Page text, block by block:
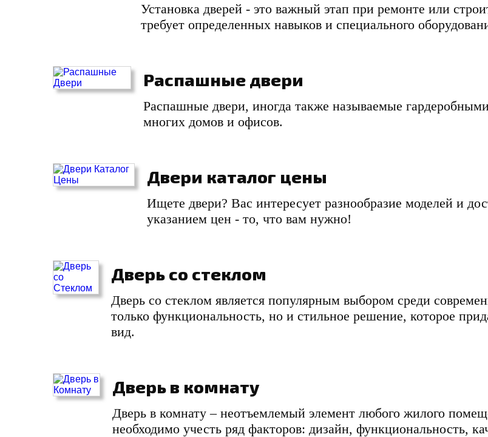
Установка дверей - это важный этап при ремонте или
требует определенных навыков и специального
Распашные двери
Распашные двери, иногда также называемые
многих домов и офисов.
Двери каталог цены
Ищете двери? Вас интересует разнообразие моделей и
указанием цен - то, что вам нужно!
Дверь со стеклом
Дверь со стеклом является популярным выбором среди
только функциональность, но и стильное решение, которое
вид.
Дверь в комнату
Дверь в комнату – неотъемлемый элемент любого жилого
необходимо учесть ряд факторов: дизайн, функциональность,